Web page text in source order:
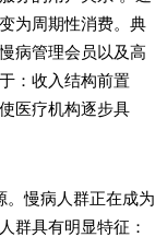
为周期性消费。典
病管理会员以及高
：收入结构前置
医疗机构逐步具
慢病人群正在成为
群具有明显特征：